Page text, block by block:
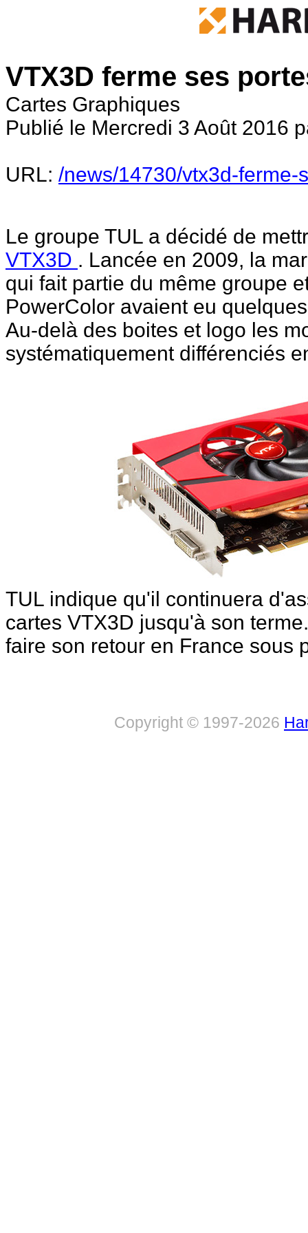
VTX3D ferme ses
Cartes Graphiques
Publié le Mercredi 3 Août 2016
URL: /news/14730/vtx3d-ferme-
Le groupe TUL a décidé de
VTX3D . Lancée en 2009, la
qui fait partie du même groupe
PowerColor avaient eu
Au-delà des boites et logo les
systématiquement différenciés
TUL indique qu'il continuera
cartes VTX3D jusqu'à son
faire son retour en France sous
Copyright © 1997-2026